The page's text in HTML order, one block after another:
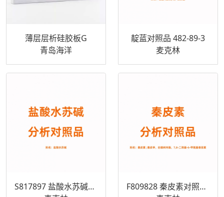
薄层层析硅胶板G
青岛海洋
靛蓝对照品 482-89-3
麦克林
S817897 盐酸水苏碱分析对照品 4136-37-2
F809828 秦皮素对照品 574-84-5